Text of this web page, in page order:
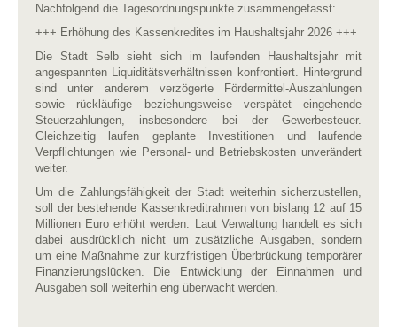
Nachfolgend die Tagesordnungspunkte zusammengefasst:
+++ Erhöhung des Kassenkredites im Haushaltsjahr 2026 +++
Die Stadt Selb sieht sich im laufenden Haushaltsjahr mit
angespannten Liquiditätsverhältnissen konfrontiert. Hintergrund
sind unter anderem verzögerte Fördermittel-Auszahlungen
sowie rückläufige beziehungsweise verspätet eingehende
Steuerzahlungen, insbesondere bei der Gewerbesteuer.
Gleichzeitig laufen geplante Investitionen und laufende
Verpflichtungen wie Personal- und Betriebskosten unverändert
weiter.
Um die Zahlungsfähigkeit der Stadt weiterhin sicherzustellen,
soll der bestehende Kassenkreditrahmen von bislang 12 auf 15
Millionen Euro erhöht werden. Laut Verwaltung handelt es sich
dabei ausdrücklich nicht um zusätzliche Ausgaben, sondern
um eine Maßnahme zur kurzfristigen Überbrückung temporärer
Finanzierungslücken. Die Entwicklung der Einnahmen und
Ausgaben soll weiterhin eng überwacht werden.